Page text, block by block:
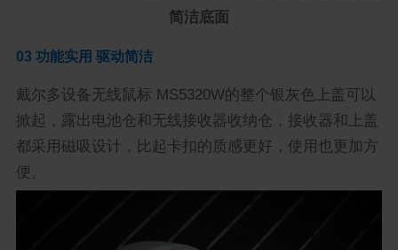
简洁底面
03 功能实用 驱动简洁
戴尔多设备无线鼠标 MS5320W的整个银灰色上盖可以
掀起，露出电池仓和无线接收器收纳仓，接收器和上盖
都采用磁吸设计，比起卡扣的质感更好，使用也更加方
便。